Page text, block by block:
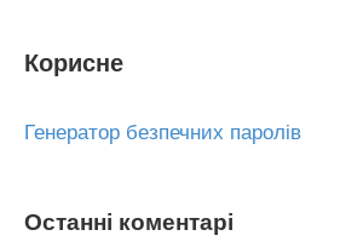
Корисне
Генератор безпечних паролів
Останні коментарі